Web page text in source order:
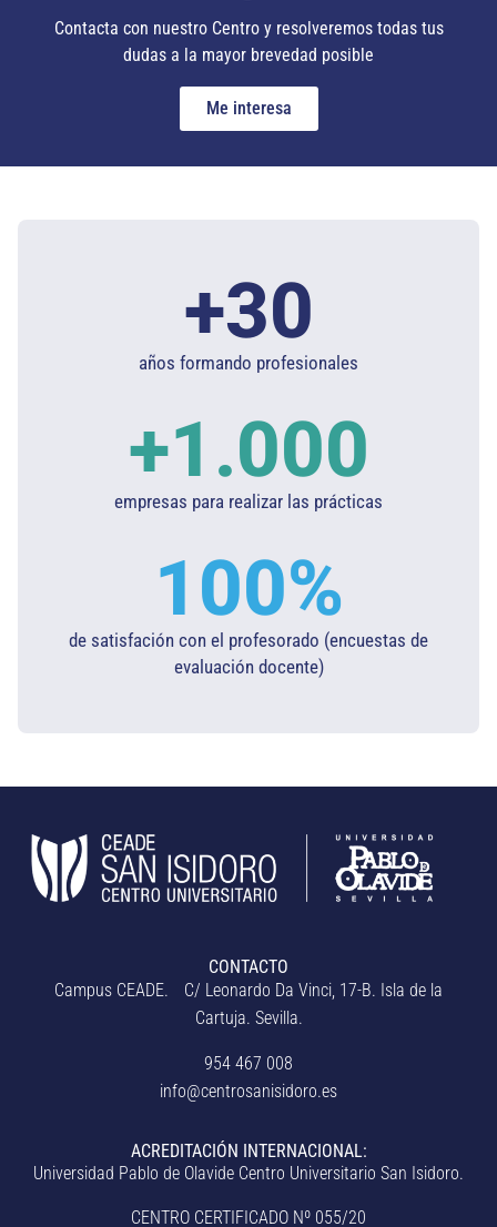
Contacta con nuestro Centro y resolveremos todas tus
dudas a la mayor brevedad posible
Me interesa
años formando profesionales
+30
empresas para realizar las prácticas
+1.000
de satisfación con el profesorado (encuestas de
evaluación docente)​
100%
CONTACTO
Campus CEADE. C/ Leonardo Da Vinci, 17-B. Isla de la
Cartuja. Sevilla.
954 467 008
info@centrosanisidoro.es
ACREDITACIÓN INTERNACIONAL:
Universidad Pablo de Olavide Centro Universitario San Isidoro.
CENTRO CERTIFICADO Nº 055/20